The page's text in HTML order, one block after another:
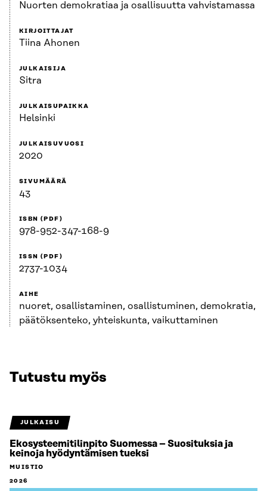
Nuorten demokratiaa ja osallisuutta vahvistamassa
KIRJOITTAJAT
Tiina Ahonen
JULKAISIJA
Sitra
JULKAISUPAIKKA
Helsinki
JULKAISUVUOSI
2020
SIVUMÄÄRÄ
43
ISBN (PDF)
978-952-347-168-9
ISSN (PDF)
2737-1034
AIHE
nuoret, osallistaminen, osallistuminen, demokratia,
päätöksenteko, yhteiskunta, vaikuttaminen
Tutustu myös
JULKAISU
Ekosysteemitilinpito Suomessa – Suosituksia ja
keinoja hyödyntämisen tueksi
MUISTIO
2026